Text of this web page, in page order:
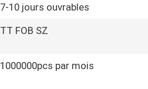
7-10 jours ouvrables
TT FOB SZ
1000000pcs par mois